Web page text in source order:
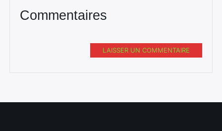
Commentaires
LAISSER UN COMMENTAIRE